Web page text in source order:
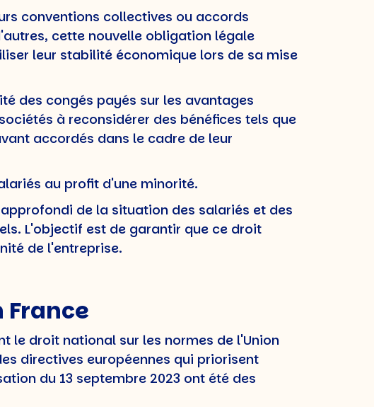
conventions collectives ou accords
cette nouvelle obligation légale
leur stabilité économique lors de sa mise
des congés payés sur les avantages
à reconsidérer des bénéfices tels que
accordés dans le cadre de leur
au profit d'une minorité.
de la situation des salariés et des
L'objectif est de garantir que ce droit
de l'entreprise.
France
le droit national sur les normes de l'Union
directives européennes qui priorisent
du 13 septembre 2023 ont été des